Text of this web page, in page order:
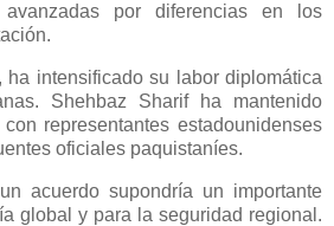
por diferencias en los
ha intensificado su labor diplomática
Shehbaz Sharif ha mantenido
representantes estadounidenses
oficiales paquistaníes.
acuerdo supondría un importante
global y para la seguridad regional.